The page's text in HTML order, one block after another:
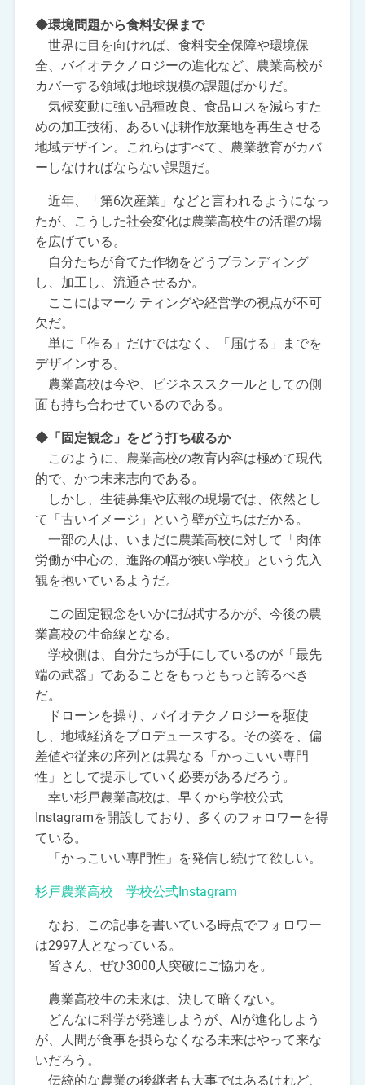
◆環境問題から食料安保まで
世界に目を向ければ、食料安全保障や環境保
全、バイオテクノロジーの進化など、農業高校が
カバーする領域は地球規模の課題ばかりだ。
気候変動に強い品種改良、食品ロスを減らすた
めの加工技術、あるいは耕作放棄地を再生させる
地域デザイン。これらはすべて、農業教育がカバ
ーしなければならない課題だ。
近年、「第6次産業」などと言われるようになっ
たが、こうした社会変化は農業高校生の活躍の場
を広げている。
自分たちが育てた作物をどうブランディング
し、加工し、流通させるか。
ここにはマーケティングや経営学の視点が不可
欠だ。
単に「作る」だけではなく、「届ける」までを
デザインする。
農業高校は今や、ビジネススクールとしての側
面も持ち合わせているのである。
◆「固定観念」をどう打ち破るか
このように、農業高校の教育内容は極めて現代
的で、かつ未来志向である。
しかし、生徒募集や広報の現場では、依然とし
て「古いイメージ」という壁が立ちはだかる。
一部の人は、いまだに農業高校に対して「肉体
労働が中心の、進路の幅が狭い学校」という先入
観を抱いているようだ。
この固定観念をいかに払拭するかが、今後の農
業高校の生命線となる。
学校側は、自分たちが手にしているのが「最先
端の武器」であることをもっともっと誇るべき
だ。
ドローンを操り、バイオテクノロジーを駆使
し、地域経済をプロデュースする。その姿を、偏
差値や従来の序列とは異なる「かっこいい専門
性」として提示していく必要があるだろう。
幸い杉戸農業高校は、早くから学校公式
Instagramを開設しており、多くのフォロワーを得
ている。
「かっこいい専門性」を発信し続けて欲しい。
杉戸農業高校 学校公式Instagram
なお、この記事を書いている時点でフォロワー
は2997人となっている。
皆さん、ぜひ3000人突破にご協力を。
農業高校生の未来は、決して暗くない。
どんなに科学が発達しようが、AIが進化しよう
が、人間が食事を摂らなくなる未来はやって来な
いだろう。
伝統的な農業の後継者も大事ではあるけれど、